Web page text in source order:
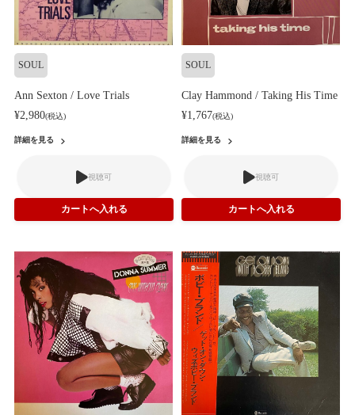
SOUL
Ann Sexton / Love Trials
¥2,980(税込)
詳細を見る
視聴可
SOUL
Clay Hammond / Taking His Time
¥1,767(税込)
詳細を見る
視聴可